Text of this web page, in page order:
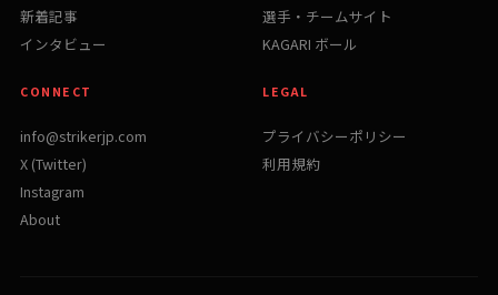
新着記事
インタビュー
選手・チームサイト
KAGARI ボール
CONNECT
info@strikerjp.com
X (Twitter)
Instagram
About
LEGAL
プライバシーポリシー
利用規約